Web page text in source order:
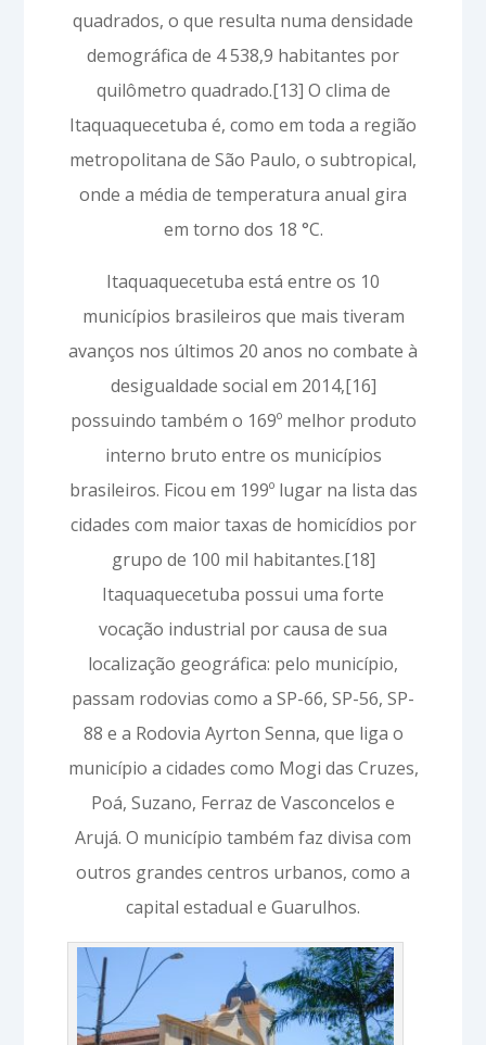
quadrados, o que resulta numa densidade
demográfica de 4 538,9 habitantes por
quilômetro quadrado.[13] O clima de
Itaquaquecetuba é, como em toda a região
metropolitana de São Paulo, o subtropical,
onde a média de temperatura anual gira
em torno dos 18 °C.
Itaquaquecetuba está entre os 10
municípios brasileiros que mais tiveram
avanços nos últimos 20 anos no combate à
desigualdade social em 2014,[16]
possuindo também o 169º melhor produto
interno bruto entre os municípios
brasileiros. Ficou em 199º lugar na lista das
cidades com maior taxas de homicídios por
grupo de 100 mil habitantes.[18]
Itaquaquecetuba possui uma forte
vocação industrial por causa de sua
localização geográfica: pelo município,
passam rodovias como a SP-66, SP-56, SP-
88 e a Rodovia Ayrton Senna, que liga o
município a cidades como Mogi das Cruzes,
Poá, Suzano, Ferraz de Vasconcelos e
Arujá. O município também faz divisa com
outros grandes centros urbanos, como a
capital estadual e Guarulhos.